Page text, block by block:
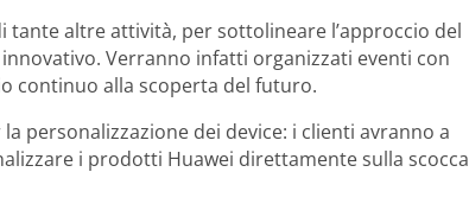
tante altre attività, per sottolineare l’approccio del
Verranno infatti organizzati eventi con
continuo alla scoperta del futuro.
personalizzazione dei device: i clienti avranno a
i prodotti Huawei direttamente sulla scocca